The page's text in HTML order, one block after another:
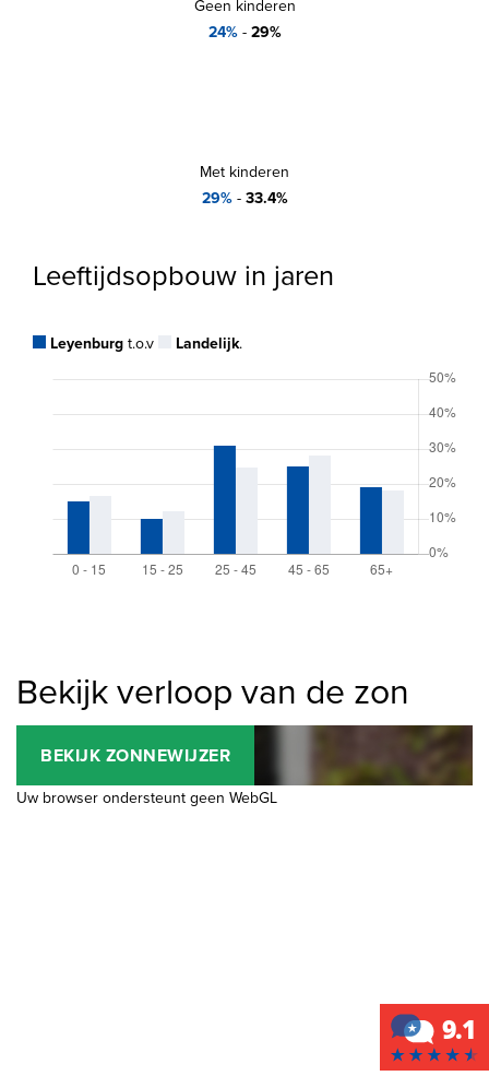
Geen kinderen
24%- 29%
Met kinderen
29%- 33.4%
Leeftijdsopbouw in jaren
Leyenburg t.o.v Landelijk.
Bekijk verloop van de zon
BEKIJK ZONNEWIJZER
Uw browser ondersteunt geen WebGL